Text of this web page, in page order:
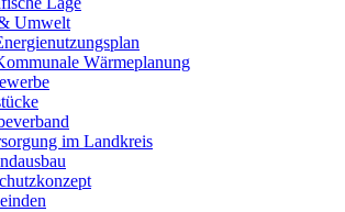
Umwelt
Wärmeplanung
im Landkreis